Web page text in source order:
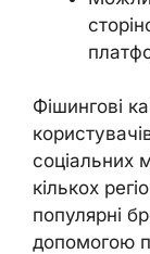
Фішингові
соціальних
кількох
популярні
допомогою